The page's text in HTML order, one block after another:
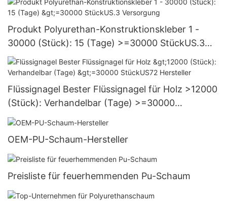
Produkt Polyurethan-Konstruktionskleber 1 -
30000 (Stück): 15 (Tage) >=30000 StückUS.3
Versorgung
Flüssignagel Bester Flüssignagel für Holz >12000
(Stück): Verhandelbar (Tage) >=30000
StückUS72 Hersteller
OEM-PU-Schaum-Hersteller
Preisliste für feuerhemmenden Pu-Schaum